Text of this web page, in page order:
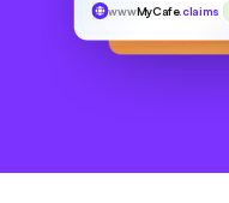
wwwMyCafe.claims